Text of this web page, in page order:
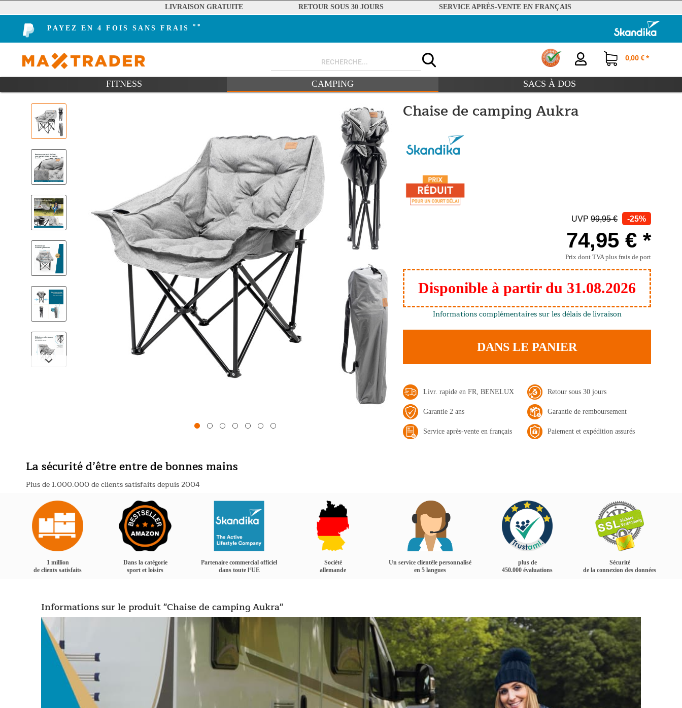
LIVRAISON GRATUITE RETOUR SOUS 30 JOURS SERVICE APRÈS-VENTE EN FRANÇAIS
PAYEZ EN 4 FOIS SANS FRAIS **
0,00 € *
FITNESS CAMPING SACS À DOS
Chaise de camping Aukra
UVP 99,95 € -25%
74,95 € *
Prix dont TVAplus frais de port
Disponible à partir du 31.08.2026
Informations complémentaires sur les délais de livraison
DANS LE PANIER
Livr. rapide en FR, BENELUX
Garantie 2 ans
Service après-vente en français
Retour sous 30 jours
Garantie de remboursement
Paiement et expédition assurés
La sécurité d’être entre de bonnes mains
Plus de 1.000.000 de clients satisfaits depuis 2004
1 million
de clients satisfaits
Dans la catégorie
sport et loisirs
Partenaire commercial officiel
dans toute l‘UE
Société
allemande
Un service clientèle personnalisé
en 5 langues
plus de
450.000 évaluations
Sécurité
de la connexion des données
Informations sur le produit "Chaise de camping Aukra"